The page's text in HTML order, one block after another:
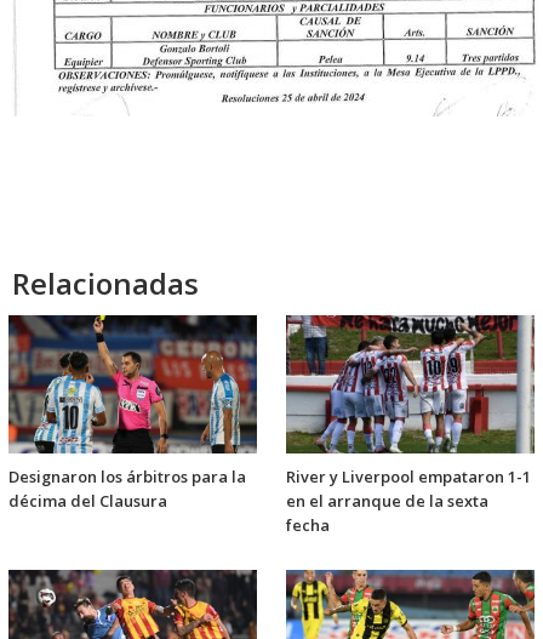
Relacionadas
Designaron los árbitros para la
décima del Clausura
River y Liverpool empataron 1-1
en el arranque de la sexta
fecha